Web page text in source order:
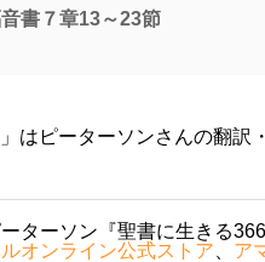
書７章13～23節
はピーターソンさんの翻訳
ターソン『聖書に生きる
オンライン公式ストア ア